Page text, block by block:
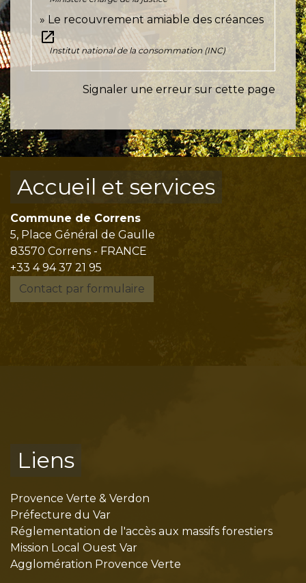
Le recouvrement amiable des créances
open_in_new
Institut national de la consommation (INC)
Signaler une erreur sur cette page
Accueil et services
Commune de Correns
5, Place Général de Gaulle
83570 Correns - FRANCE
+33 4 94 37 21 95
Contact par formulaire
Liens
Provence Verte & Verdon
Préfecture du Var
Réglementation de l'accès aux massifs forestiers
Mission Local Ouest Var
Agglomération Provence Verte